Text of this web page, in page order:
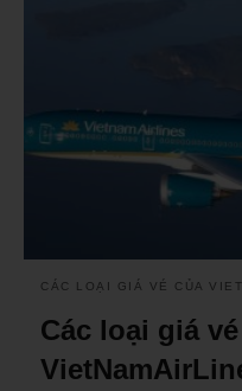
CÁC LOẠI GIÁ VÉ CỦA
Các loại giá